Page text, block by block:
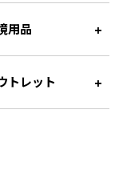
用品
トレット